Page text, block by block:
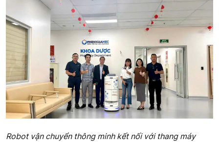
Robot vận chuyển thông minh kết nối với thang máy